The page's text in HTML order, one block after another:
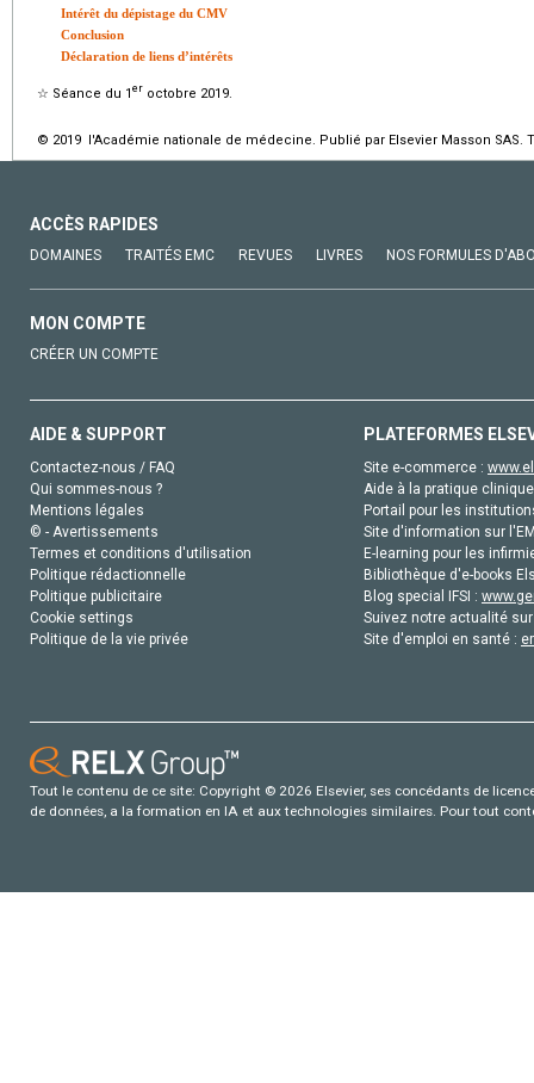
Intérêt du dépistage du CMV
Conclusion
Déclaration de liens d’intérêts
☆ Séance du 1 er octobre 2019.
© 2019 l'Académie nationale de médecine. Publié par Elsevier Masson SAS.
ACCÈS RAPIDES
DOMAINES TRAITÉS EMC REVUES LIVRES NOS FORMULES
MON COMPTE
CRÉER UN COMPTE
AIDE & SUPPORT
Contactez-nous / FAQ
Qui sommes-nous ?
Mentions légales
© - Avertissements
Termes et conditions d'utilisation
Politique rédactionnelle
Politique publicitaire
Cookie settings
Politique de la vie privée
PLATEFORMES
Site e-commerce :
Aide à la pratique
Portail pour les
Site d'information sur
E-learning pour les
Bibliothèque d'e-books
Blog special IFSI :
Suivez notre actualité
Site d'emploi en santé :
Tout le contenu de ce site: Copyright © 2026 Elsevier, ses concédants de
de données, a la formation en IA et aux technologies similaires. Pour tout